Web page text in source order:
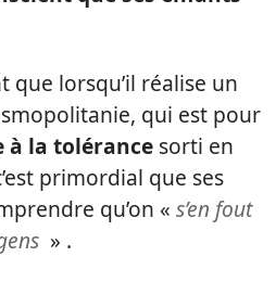
que lorsqu’il réalise un
qui est pour
à la tolérance sorti en
primordial que ses
qu’on « s’en fout
» .